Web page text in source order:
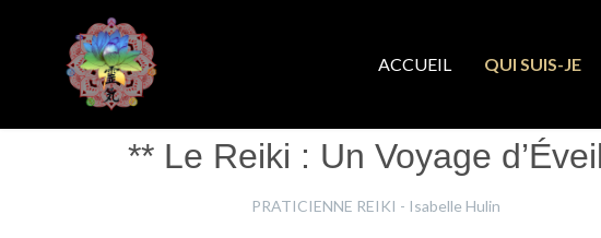
ACCUEIL QUI SUIS-JE
** Le Reiki : Un Voyage
PRATICIENNE REIKI - Isabelle Hulin